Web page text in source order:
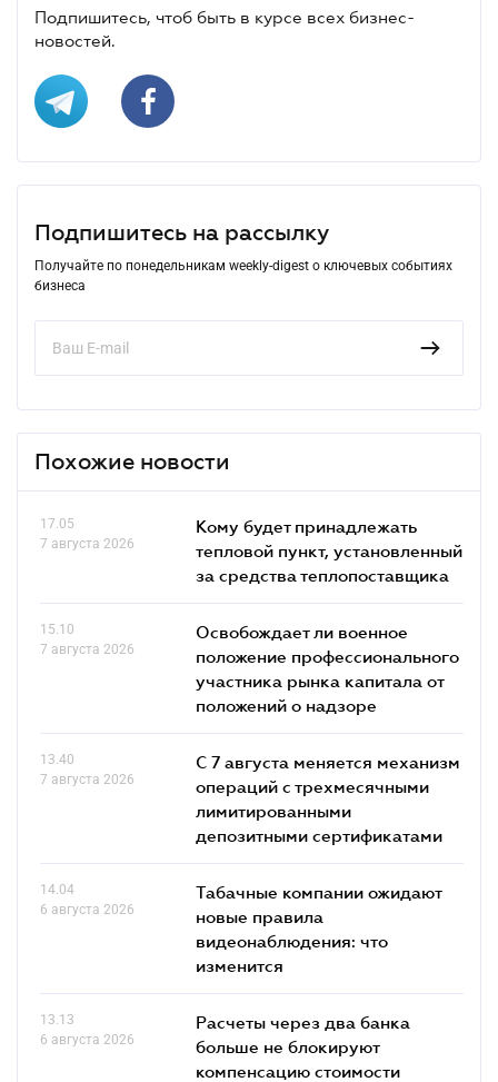
Подпишитесь, чтоб быть в курсе всех бизнес-
новостей.
Подпишитесь на рассылку
Получайте по понедельникам weekly-digest о ключевых событиях
бизнеса
Похожие новости
17.05
7 августа 2026
Кому будет принадлежать
тепловой пункт, установленный
за средства теплопоставщика
15.10
7 августа 2026
Освобождает ли военное
положение профессионального
участника рынка капитала от
положений о надзоре
13.40
7 августа 2026
С 7 августа меняется механизм
операций с трехмесячными
лимитированными
депозитными сертификатами
14.04
6 августа 2026
Табачные компании ожидают
новые правила
видеонаблюдения: что
изменится
13.13
6 августа 2026
Расчеты через два банка
больше не блокируют
компенсацию стоимости